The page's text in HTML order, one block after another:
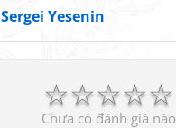
Sergei Yesenin
☆
☆
☆
☆
☆
Chưa có đánh giá nào